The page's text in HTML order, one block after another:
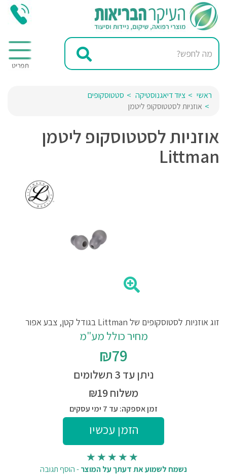
ראשי ציוד דיאגנוסטיקה
סטטוסקופים
אוזניות לסטטוסקופ ליטמן
אוזניות לסטטוסקופ ליטמן
Littman
זוג אוזניות לסטוסקופים של Littman בגודל קטן, צבע אפור
מחיר כולל מע"מ
₪79
ניתן עד 3 תשלומים
משלוח ₪19
זמן אספקה: עד 7 ימי עסקים
נשמח לשמוע את דעתך על המוצר-הוסף תגובה